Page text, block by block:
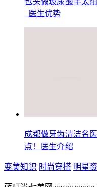
_医生优势
成都做牙齿清洁名
点！医生介绍
变美知识 时尚穿搭 明星